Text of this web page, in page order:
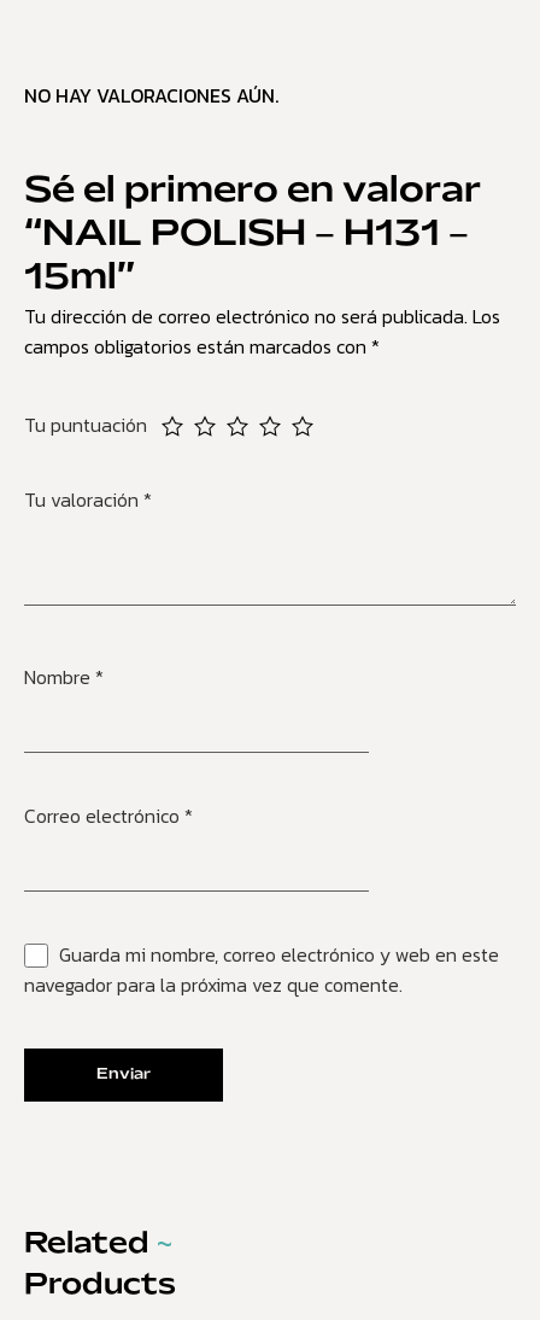
NO HAY VALORACIONES AÚN.
Sé el primero en valorar
“NAIL POLISH – H131 –
15ml”
Tu dirección de correo electrónico no será publicada. Los
campos obligatorios están marcados con *
Tu puntuación
Tu valoración *
Nombre *
Correo electrónico *
Guarda mi nombre, correo electrónico y web en este
navegador para la próxima vez que comente.
Related ~
Products